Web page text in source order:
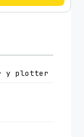
y plotter